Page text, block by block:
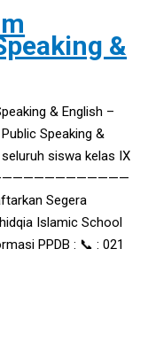
&
& English –
Speaking &
siswa kelas IX
Segera
Islamic School
PPDB : 📞 : 021